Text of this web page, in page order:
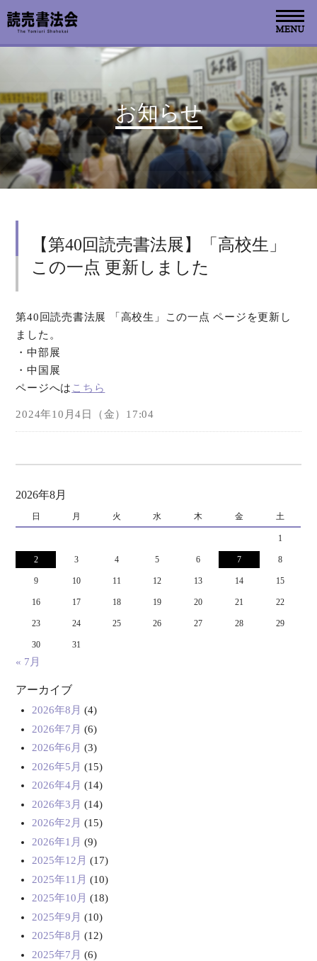
お知らせ
【第40回読売書法展】「高校生」
この一点 更新しました
第40回読売書法展 「高校生」この一点 ページを更新し
ました。
・中部展
・中国展
ページへは こちら
2024年10月4日（金）17:04
2026年8月
日 月 火 水 木 金 土
1
2 3 4 5 6 7 8
9 10 11 12 13 14 15
16 17 18 19 20 21 22
23 24 25 26 27 28 29
30 31
« 7月
アーカイブ
2026年8月 (4)
2026年7月 (6)
2026年6月 (3)
2026年5月 (15)
2026年4月 (14)
2026年3月 (14)
2026年2月 (15)
2026年1月 (9)
2025年12月 (17)
2025年11月 (10)
2025年10月 (18)
2025年9月 (10)
2025年8月 (12)
2025年7月 (6)
お知らせ
読売書法会について
読売書法展
関連書道展
書道教室検索
デジタルアーカイブ